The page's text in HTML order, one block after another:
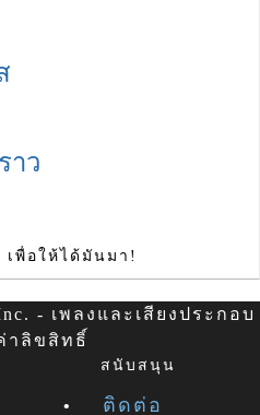
าว
เพื่อให้ได้มันมา!
- เพลงและเสียงประกอบ
าลิขสิทธิ์
สนับสนุน
ติดต่อ